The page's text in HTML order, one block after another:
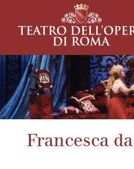
Francesca